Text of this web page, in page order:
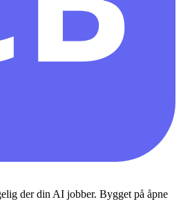
der din AI jobber. Bygget på åpne